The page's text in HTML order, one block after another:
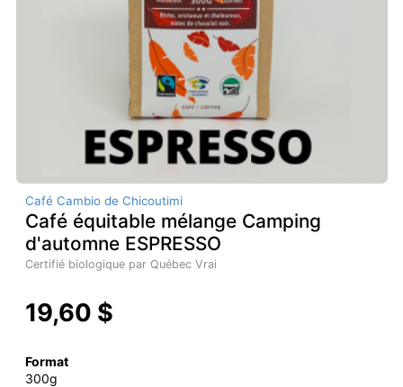
Café Cambio de Chicoutimi
Café équitable mélange Camping
d'automne ESPRESSO
Certifié biologique par Québec Vrai
19,60 $
Format
300g